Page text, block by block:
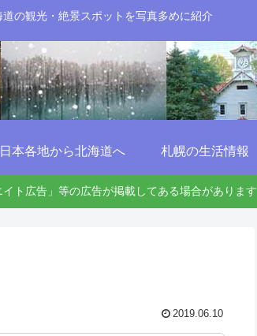
道の観光・絶景スポットを写真多めに紹介
日本各地から北海道へ 札幌の生活情報
イト広告」等の広告が掲載してある場合があります
2019.06.10